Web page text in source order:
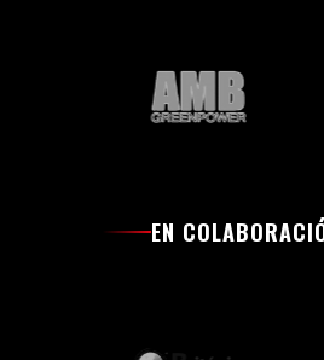
EN